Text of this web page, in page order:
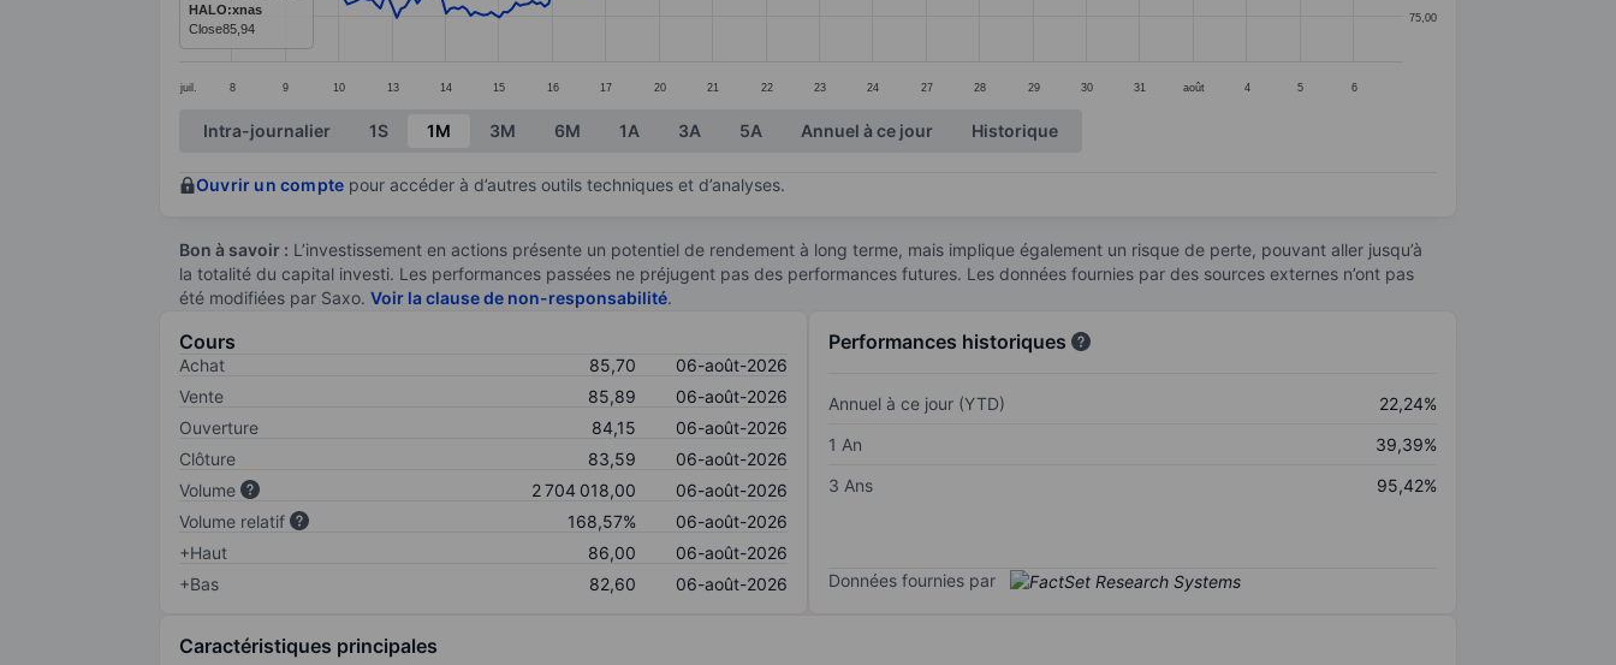
juil. 8 9 10 13 14 15 16 17 20 21 22 23 24 27 28 29 30 31 août 4 5 6
75,00
HALO:xnas
Close85,94
End of interactive chart.
Intra-journalier 1S 1M 3M 6M 1A 3A 5A Annuel à ce jour Historique
Ouvrir un compte pour accéder à d’autres outils techniques et d’analyses.
Bon à savoir : L’investissement en actions présente un potentiel de rendement à long terme, mais implique également un risque de perte, pouvant aller jusqu’à
la totalité du capital investi. Les performances passées ne préjugent pas des performances futures. Les données fournies par des sources externes n’ont pas
été modifiées par Saxo. Voir la clause de non-responsabilité.
Cours
Achat 85,70
06-août-2026
Vente
85,89
06-août-2026
Ouverture
84,15
06-août-2026
Clôture
83,59
06-août-2026
Volume
2 704 018,00
06-août-2026
Volume relatif
168,57%
06-août-2026
+Haut
86,00
06-août-2026
+Bas
82,60 06-août-2026
Performances historiques
Annuel à ce jour (YTD)
22,24%
1 An
39,39%
3 Ans
95,42%
Données fournies par
Caractéristiques principales